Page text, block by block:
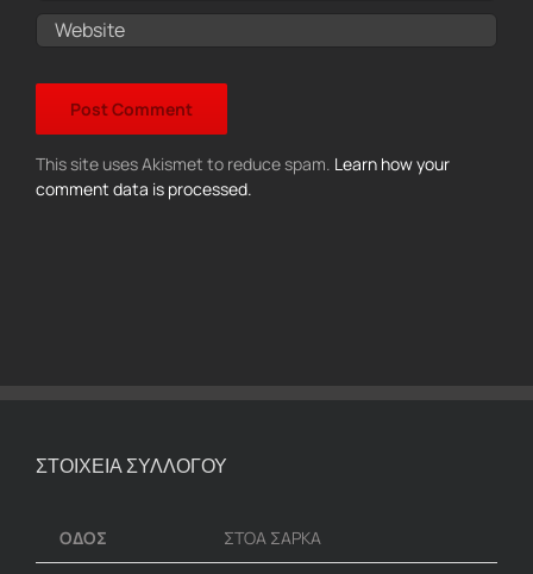
This site uses Akismet to reduce spam. Learn how your
comment data is processed.
ΣΤΟΙΧΕΙΑ ΣΥΛΛΟΓΟΥ
ΟΔΟΣ ΣΤΟΑ ΣΑΡΚΑ